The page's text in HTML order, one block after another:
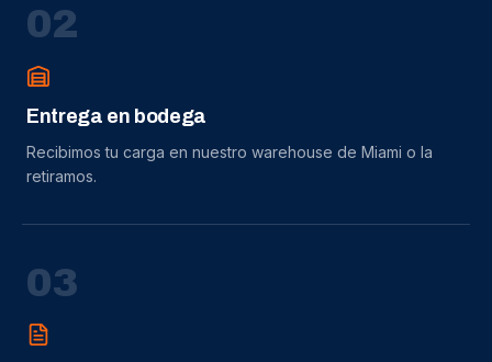
02
Entrega en bodega
Recibimos tu carga en nuestro warehouse de Miami o la
retiramos.
03